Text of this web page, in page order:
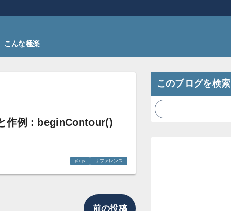
こんな極楽
作例：beginContour()
p5.js リファレンス
前の投稿
このブログを検索